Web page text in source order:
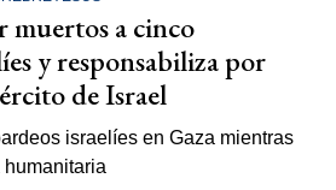
muertos a cinco
y responsabiliza por
de Israel